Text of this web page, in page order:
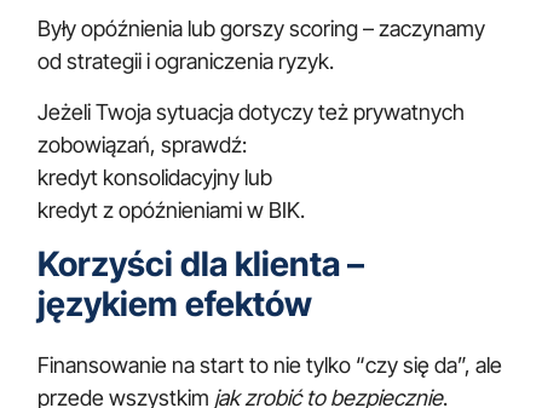
Były opóźnienia lub gorszy scoring – zaczynamy
od strategii i ograniczenia ryzyk.
Jeżeli Twoja sytuacja dotyczy też prywatnych
zobowiązań, sprawdź:
kredyt konsolidacyjny lub
kredyt z opóźnieniami w BIK.
Korzyści dla klienta –
językiem efektów
Finansowanie na start to nie tylko “czy się da”, ale
przede wszystkim jak zrobić to bezpiecznie.